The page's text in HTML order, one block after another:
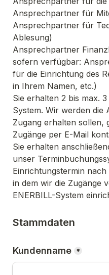
Ansprechpartner für
sofern verfügbar:
für die Einrichtung des
Sie erhalten 2 bis max.
System. Wir werden die
Zugang erhalten sollen,
Sie erhalten
unser
Einrichtungstermin
in dem wir die Zugänge
ENERBILL-System
Stammdaten
Kundenname *